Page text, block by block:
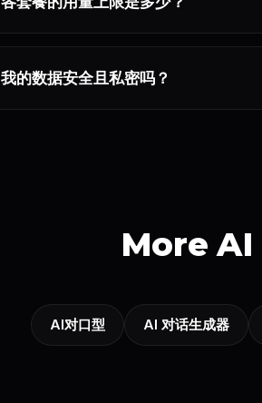
我的数据安全且私密吗？
More
AI对口型 AI 对话生成器